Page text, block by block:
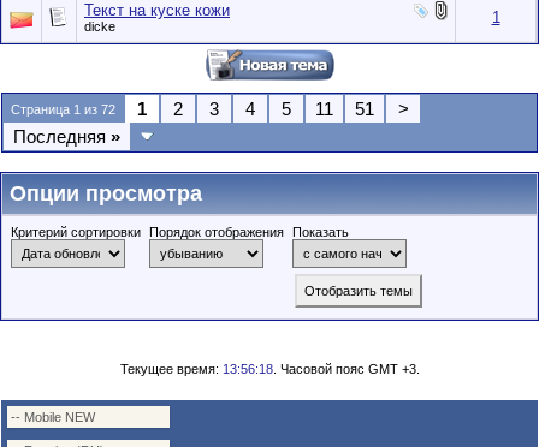
Текст на куске кожи
dicke 1
Страница 1 из 72 1 2 3 4 5 11 51
>
Последняя »
Опции просмотра
Критерий сортировки Порядок отображения Показать
Текущее время: 13:56:18. Часовой пояс GMT +3.